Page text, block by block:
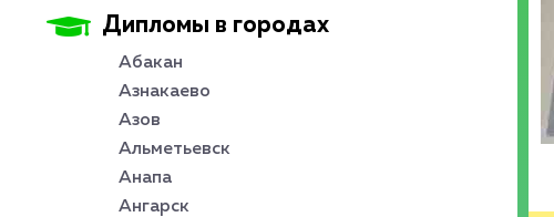
Дипломы в городах
Абакан
Азнакаево
Азов
Альметьевск
Анапа
Ангарск